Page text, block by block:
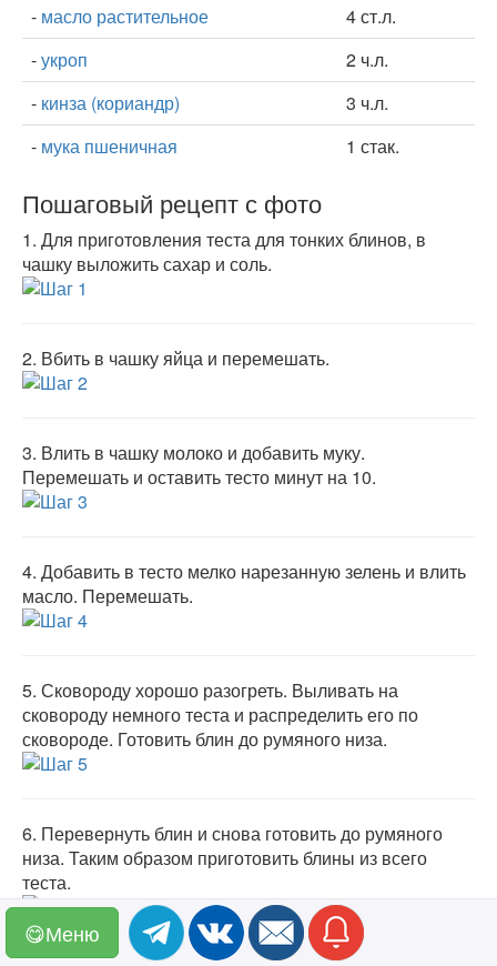
- масло растительное
4 ст.л.
-укроп
2 ч.л.
- кинза (кориандр)
3 ч.л.
- мука пшеничная 1 стак.
Пошаговый рецепт с фото
1. Для приготовления теста для тонких блинов, в
чашку выложить сахар и соль.
2. Вбить в чашку яйца и перемешать.
3. Влить в чашку молоко и добавить муку.
Перемешать и оставить тесто минут на 10.
4. Добавить в тесто мелко нарезанную зелень и влить
масло. Перемешать.
5. Сковороду хорошо разогреть. Выливать на
сковороду немного теста и распределить его по
сковороде. Готовить блин до румяного низа.
6. Перевернуть блин и снова готовить до румяного
низа. Таким образом приготовить блины из всего
теста.
😋Меню